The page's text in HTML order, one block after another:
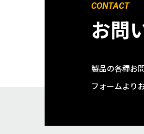
CONTACT
お問
製品の各種お
フォームより